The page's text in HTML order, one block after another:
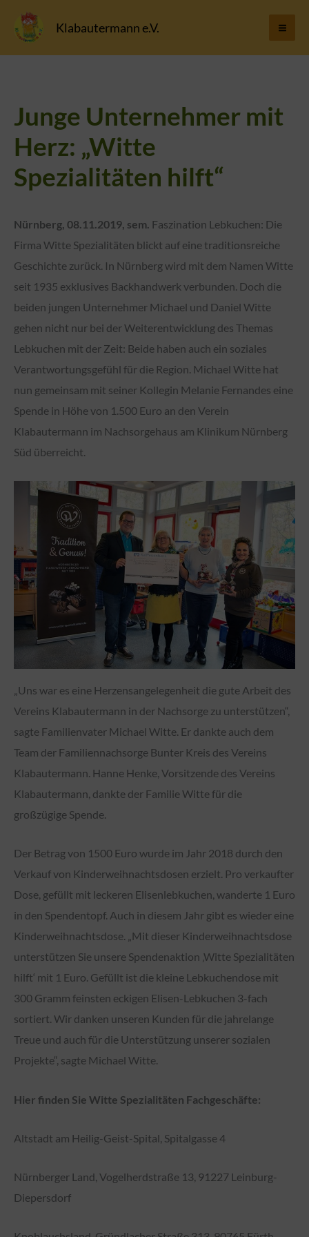
Inhalt
Klabautermann e.V.
Junge Unternehmer mit
Herz: „Witte
Spezialitäten hilft“
Nürnberg, 08.11.2019, sem. Faszination Lebkuchen: Die
Firma Witte Spezialitäten blickt auf eine traditionsreiche
Geschichte zurück. In Nürnberg wird mit dem Namen Witte
seit 1935 exklusives Backhandwerk verbunden. Doch die
beiden jungen Unternehmer Michael und Daniel Witte
gehen nicht nur bei der Weiterentwicklung des Themas
Lebkuchen mit der Zeit: Beide haben auch ein soziales
Verantwortungsgefühl für die Region. Michael Witte hat
nun gemeinsam mit seiner Kollegin Melanie Fernandes eine
Spende in Höhe von 1.500 Euro an den Verein
Klabautermann im Nachsorgehaus am Klinikum Nürnberg
Süd überreicht.
„Uns war es eine Herzensangelegenheit die gute Arbeit des
Vereins Klabautermann in der Nachsorge zu unterstützen“,
sagte Familienvater Michael Witte. Er dankte auch dem
Team der Familiennachsorge Bunter Kreis des Vereins
Klabautermann. Hanne Henke, Vorsitzende des Vereins
Klabautermann, dankte der Familie Witte für die
großzügige Spende.
Der Betrag von 1500 Euro wurde im Jahr 2018 durch den
Verkauf von Kinderweihnachtsdosen erzielt. Pro verkaufter
Dose, gefüllt mit leckeren Elisenlebkuchen, wanderte 1 Euro
in den Spendentopf. Auch in diesem Jahr gibt es wieder eine
Kinderweihnachtsdose. „Mit dieser Kinderweihnachtsdose
unterstützen Sie unsere Spendenaktion ‚Witte Spezialitäten
hilft‘ mit 1 Euro. Gefüllt ist die kleine Lebkuchendose mit
300 Gramm feinsten eckigen Elisen-Lebkuchen 3-fach
sortiert. Wir danken unseren Kunden für die jahrelange
Treue und auch für die Unterstützung unserer sozialen
Projekte“, sagte Michael Witte.
Hier finden Sie Witte Spezialitäten Fachgeschäfte:
Altstadt am Heilig-Geist-Spital, Spitalgasse 4
Nürnberger Land, Vogelherdstraße 13, 91227 Leinburg-
Diepersdorf